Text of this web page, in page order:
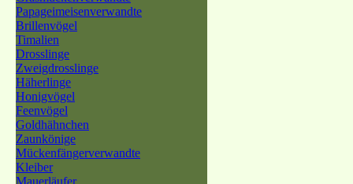
Papageimeisenverwandte
Brillenvögel
Timalien
Drosslinge
Zweigdrosslinge
Häherlinge
Honigvögel
Feenvögel
Goldhähnchen
Zaunkönige
Mückenfängerverwandte
Kleiber
Mauerläufer